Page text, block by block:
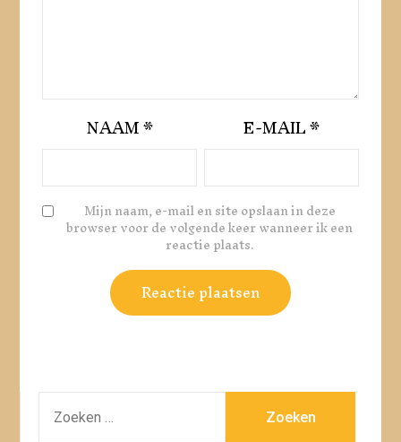
NAAM* E-MAIL*
Mijn naam, e-mail en site opslaan in deze
browser voor de volgende keer wanneer ik een
reactie plaats.
NAAR: